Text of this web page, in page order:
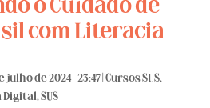
o Cuidado de
com Literacia
julho de 2024 - 23:47 |Cursos SUS,
Digital,SUS